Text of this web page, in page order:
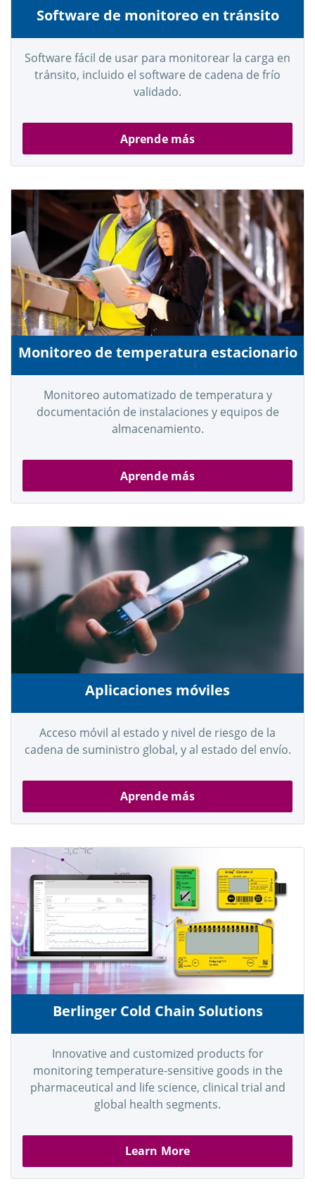
Software de monitoreo en tránsito
Software fácil de usar para monitorear la carga en
tránsito, incluido el software de cadena de frío
validado.
Aprende más
Monitoreo de temperatura estacionario
Monitoreo automatizado de temperatura y
documentación de instalaciones y equipos de
almacenamiento.
Aprende más
Aplicaciones móviles
Acceso móvil al estado y nivel de riesgo de la
cadena de suministro global, y al estado del envío.
Aprende más
Berlinger Cold Chain Solutions
Innovative and customized products for
monitoring temperature-sensitive goods in the
pharmaceutical and life science, clinical trial and
global health segments.
Learn More